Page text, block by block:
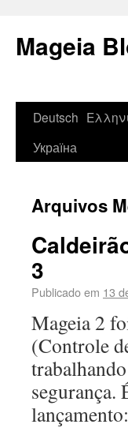
Mageia
Deutsch
Україна
Arquivos
3
Publicado em 13
Mageia 2
(Controle
segurança.